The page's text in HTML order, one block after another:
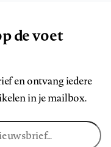
de voet
en ontvang iedere
in je mailbox.